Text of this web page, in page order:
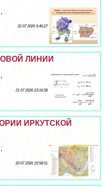
22 07 2026 0:46:27
ЛИНИИ
21 07 2026 23:16:58
ИРКУТСКОЙ
20 07 2026 19:58:51